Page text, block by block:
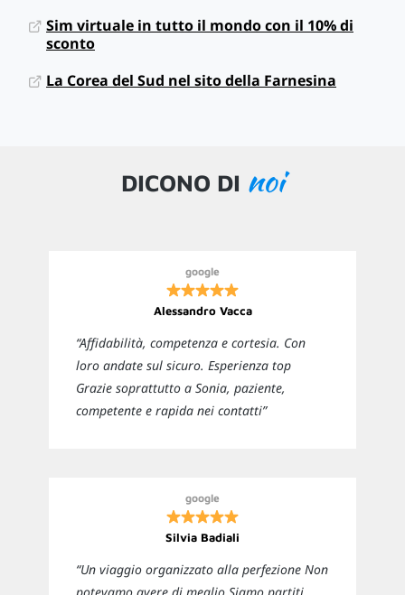
Sim virtuale in tutto il mondo con il 10% di
sconto
La Corea del Sud nel sito della Farnesina
DICONO DI noi
google
Alessandro Vacca
“Affidabilità, competenza e cortesia. Con
loro andate sul sicuro. Esperienza top
Grazie soprattutto a Sonia, paziente,
competente e rapida nei contatti”
google
Silvia Badiali
“Un viaggio organizzato alla perfezione Non
potevamo avere di meglio Siamo partiti